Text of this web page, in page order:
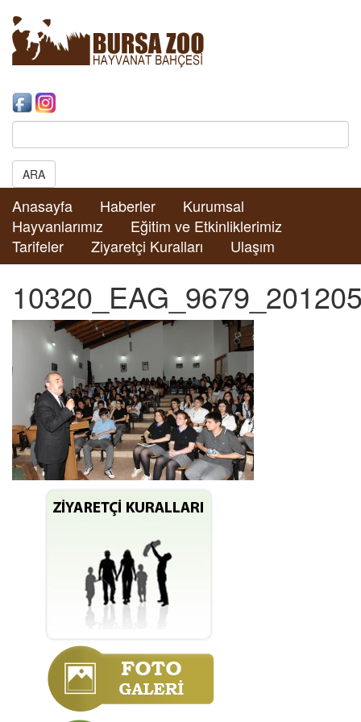
Search:
ARA
Anasayfa Haberler
Kurumsal
Hayvanlarımız
Eğitim ve Etkinliklerimiz
Tarifeler
Ziyaretçi Kuralları Ulaşım